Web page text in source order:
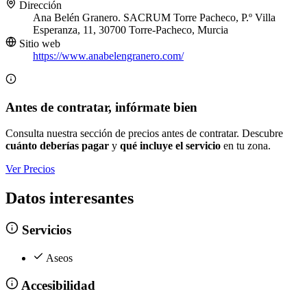
Dirección
Ana Belén Granero. SACRUM Torre Pacheco, P.º Villa
Esperanza, 11, 30700 Torre-Pacheco, Murcia
Sitio web
https://www.anabelengranero.com/
Antes de contratar, infórmate bien
Consulta nuestra sección de precios antes de contratar. Descubre
cuánto deberías pagar y qué incluye el servicio en tu zona.
Ver Precios
Datos interesantes
Servicios
Aseos
Accesibilidad